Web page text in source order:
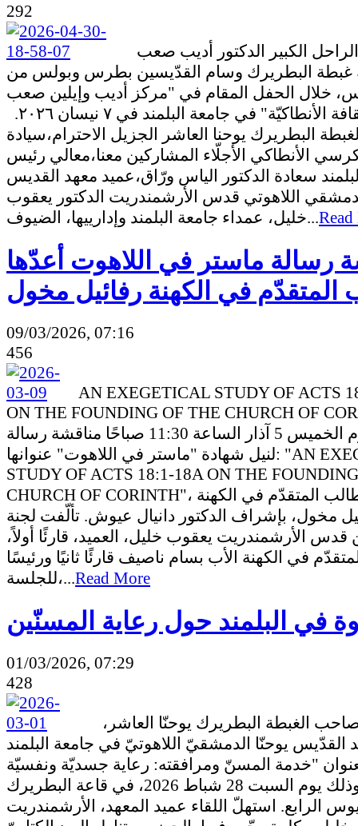
292
غبطة البطريرك وسام القدّيسين بطرس وبولس من
خلال الحفل المقام في "مركز أديب وإيلين صعب
للآداب والثقافة الأنطاكيّة" في جامعة البلمند في ٧ نيسان ٢٠٢٦.
البطريرك يوحنا العاشر الجزيل الاحترام،سيادة
الأنطاكي الأجلّاء المشاركين معنا،معالي رئيس
سعادة الدكتور الياس ورّاق،عميد معهد القديس
اللاهوتي قدس الأرشمندريت الدكتور يعقوب
خليل، عمداء جامعة البلمند وإدارييها، الضيوف...
رسالة ماستر في اللاهوت أعدّها
المتقدّم في الكهنة رفائيل مخول
09/03/2026, 07:16
456
AN EXEGETICAL STUDY OF ACTS
ON THE FOUNDING OF THE CHURCH OF
جرت يوم الخميس 5 آذار الساعة 11:30 صباحًا مناقشة رسالة
لنيل شهادة "ماستر في اللاهوت" عنوانها: "AN EXEGETICAL
STUDY OF ACTS 18:1-18A ON THE
CHURCH OF CORINTH"، أعدّها الطالب المتقدّم في الكهنة
مخول، بإشراف الدكتور دانيال عيوش. تألّفت لجنة
قدس الأرشمندريت يعقوب خليل، العميد، قارئًا أولاً،
في الكهنة الأب بسام ناصيف قارئًا ثانيًا ورئيسًا
للجلسة،...Read More
في البلمند حول رعاية المسنّين
01/03/2026, 07:29
428
القدّيس يوحنّا الدمشقيّ اللاهوتيّ في جامعة البلمند
"خدمة المسنّ ومرافقته: رعاية جسديّة ونفسيّة
وروحيّة"، وذلك يوم السبت 28 شباط 2026، في قاعة البطريرك
الرابع. استهلّ اللقاء عميد المعهد، الأرشمندريت